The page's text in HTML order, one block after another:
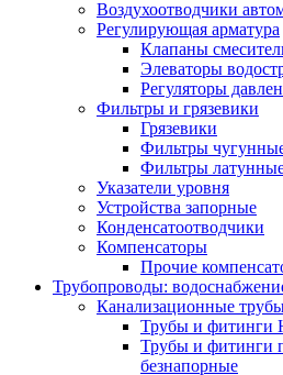
Воздухоотводчики
Регулирующая арматура
Клапаны
Элеваторы
Регуляторы
Фильтры и грязевики
Грязевики
Фильтры
Фильтры
Указатели уровня
Устройства запорные
Конденсатоотводчики
Компенсаторы
Прочие
Трубопроводы:
Канализационные
Трубы и фитинги
Трубы и фитинги
безнапорные